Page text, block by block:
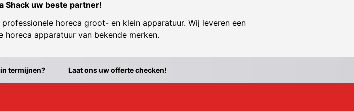
Shack uw beste partner!
horeca groot- en klein apparatuur. Wij leveren een
apparatuur van bekende merken.
termijnen? Laat ons uw offerte checken!